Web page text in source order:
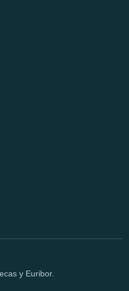
y Euribor.